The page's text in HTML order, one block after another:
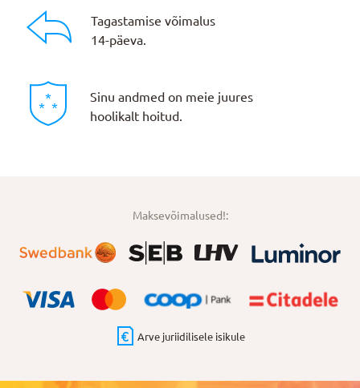
Tagastamise võimalus
14-päeva.
Sinu andmed on meie juures
hoolikalt hoitud.
Maksevõimalused!:
Arve juriidilisele isikule